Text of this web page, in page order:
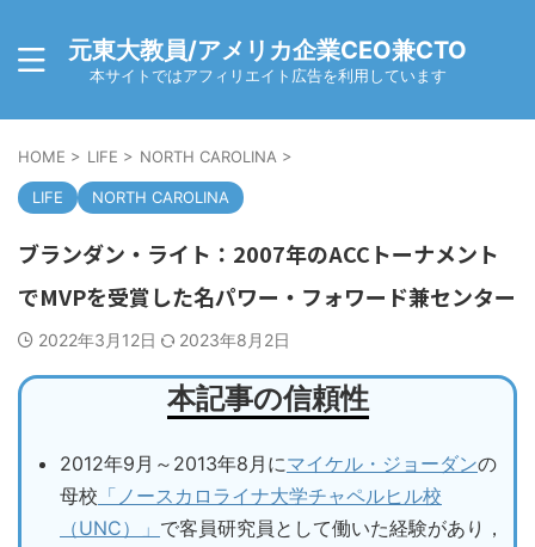
元東大教員/アメリカ企業CEO兼CTO
本サイトではアフィリエイト広告を利用しています
HOME > LIFE > NORTH CAROLINA >
LIFE NORTH CAROLINA
ブランダン・ライト：2007年のACCトーナメント
でMVPを受賞した名パワー・フォワード兼センター
2022年3月12日 2023年8月2日
本記事の信頼性
2012年9月～2013年8月にマイケル・ジョーダンの
母校 「ノースカロライナ大学チャペルヒル校
（UNC）」 で客員研究員として働いた経験があり，